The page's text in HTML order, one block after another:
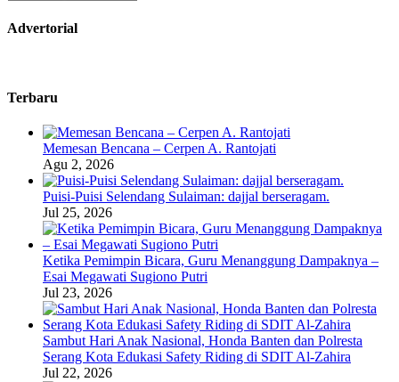
Advertorial
Terbaru
Memesan Bencana – Cerpen A. Rantojati
Agu 2, 2026
Puisi-Puisi Selendang Sulaiman: dajjal berseragam.
Jul 25, 2026
Ketika Pemimpin Bicara, Guru Menanggung Dampaknya –
Esai Megawati Sugiono Putri
Jul 23, 2026
Sambut Hari Anak Nasional, Honda Banten dan Polresta
Serang Kota Edukasi Safety Riding di SDIT Al-Zahira
Jul 22, 2026